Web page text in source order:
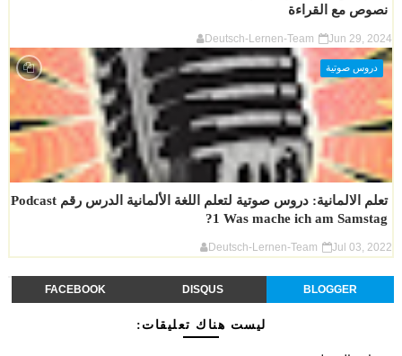
نصوص مع القراءة
Deutsch-Lernen-Team Jun 29, 2024
دروس صوتية
تعلم الالمانية: دروس صوتية لتعلم اللغة الألمانية الدرس رقم Podcast
1 Was mache ich am Samstag?
Deutsch-Lernen-Team Jul 03, 2022
BLOGGER
DISQUS
FACEBOOK
ليست هناك تعليقات: